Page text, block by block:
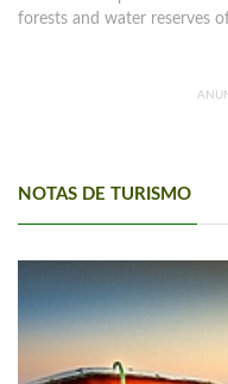
forests and water reserves
NOTAS DE TURISMO